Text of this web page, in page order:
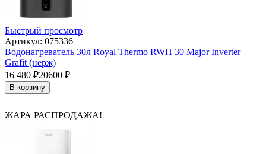
Быстрый просмотр
Артикул: 075336
Водонагреватель 30л Royal Thermo RWH 30 Major Inverter
Grafit (нерж)
16 480 ₽20600 ₽
В корзину
ЖАРА РАСПРОДАЖА!